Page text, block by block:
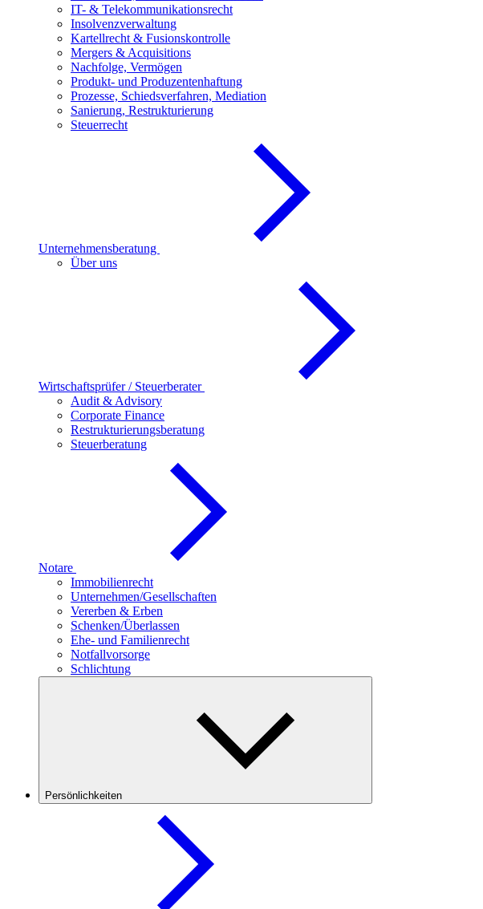
IT- & Telekommunikationsrecht
Insolvenzverwaltung
Kartellrecht & Fusionskontrolle
Mergers & Acquisitions
Nachfolge, Vermögen
Produkt- und Produzentenhaftung
Prozesse, Schiedsverfahren, Mediation
Sanierung, Restrukturierung
Steuerrecht
Unternehmensberatung
Über uns
Wirtschaftsprüfer / Steuerberater
Audit & Advisory
Corporate Finance
Restrukturierungsberatung
Steuerberatung
Notare
Immobilienrecht
Unternehmen/Gesellschaften
Vererben & Erben
Schenken/Überlassen
Ehe- und Familienrecht
Notfallvorsorge
Schlichtung
Persönlichkeiten